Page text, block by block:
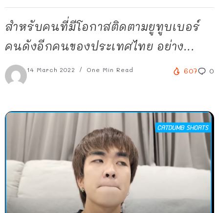
สำหรับคนที่มีโอกาสติดตามยูทูบเบอร์
คนดังอีกคนของประเทศไทย อย่าง...
14 March 2022 One Min Read 607 0